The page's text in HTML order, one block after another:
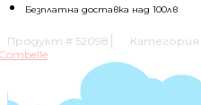
Безплатна доставка над 100лв
Продукт # 52098 Категория